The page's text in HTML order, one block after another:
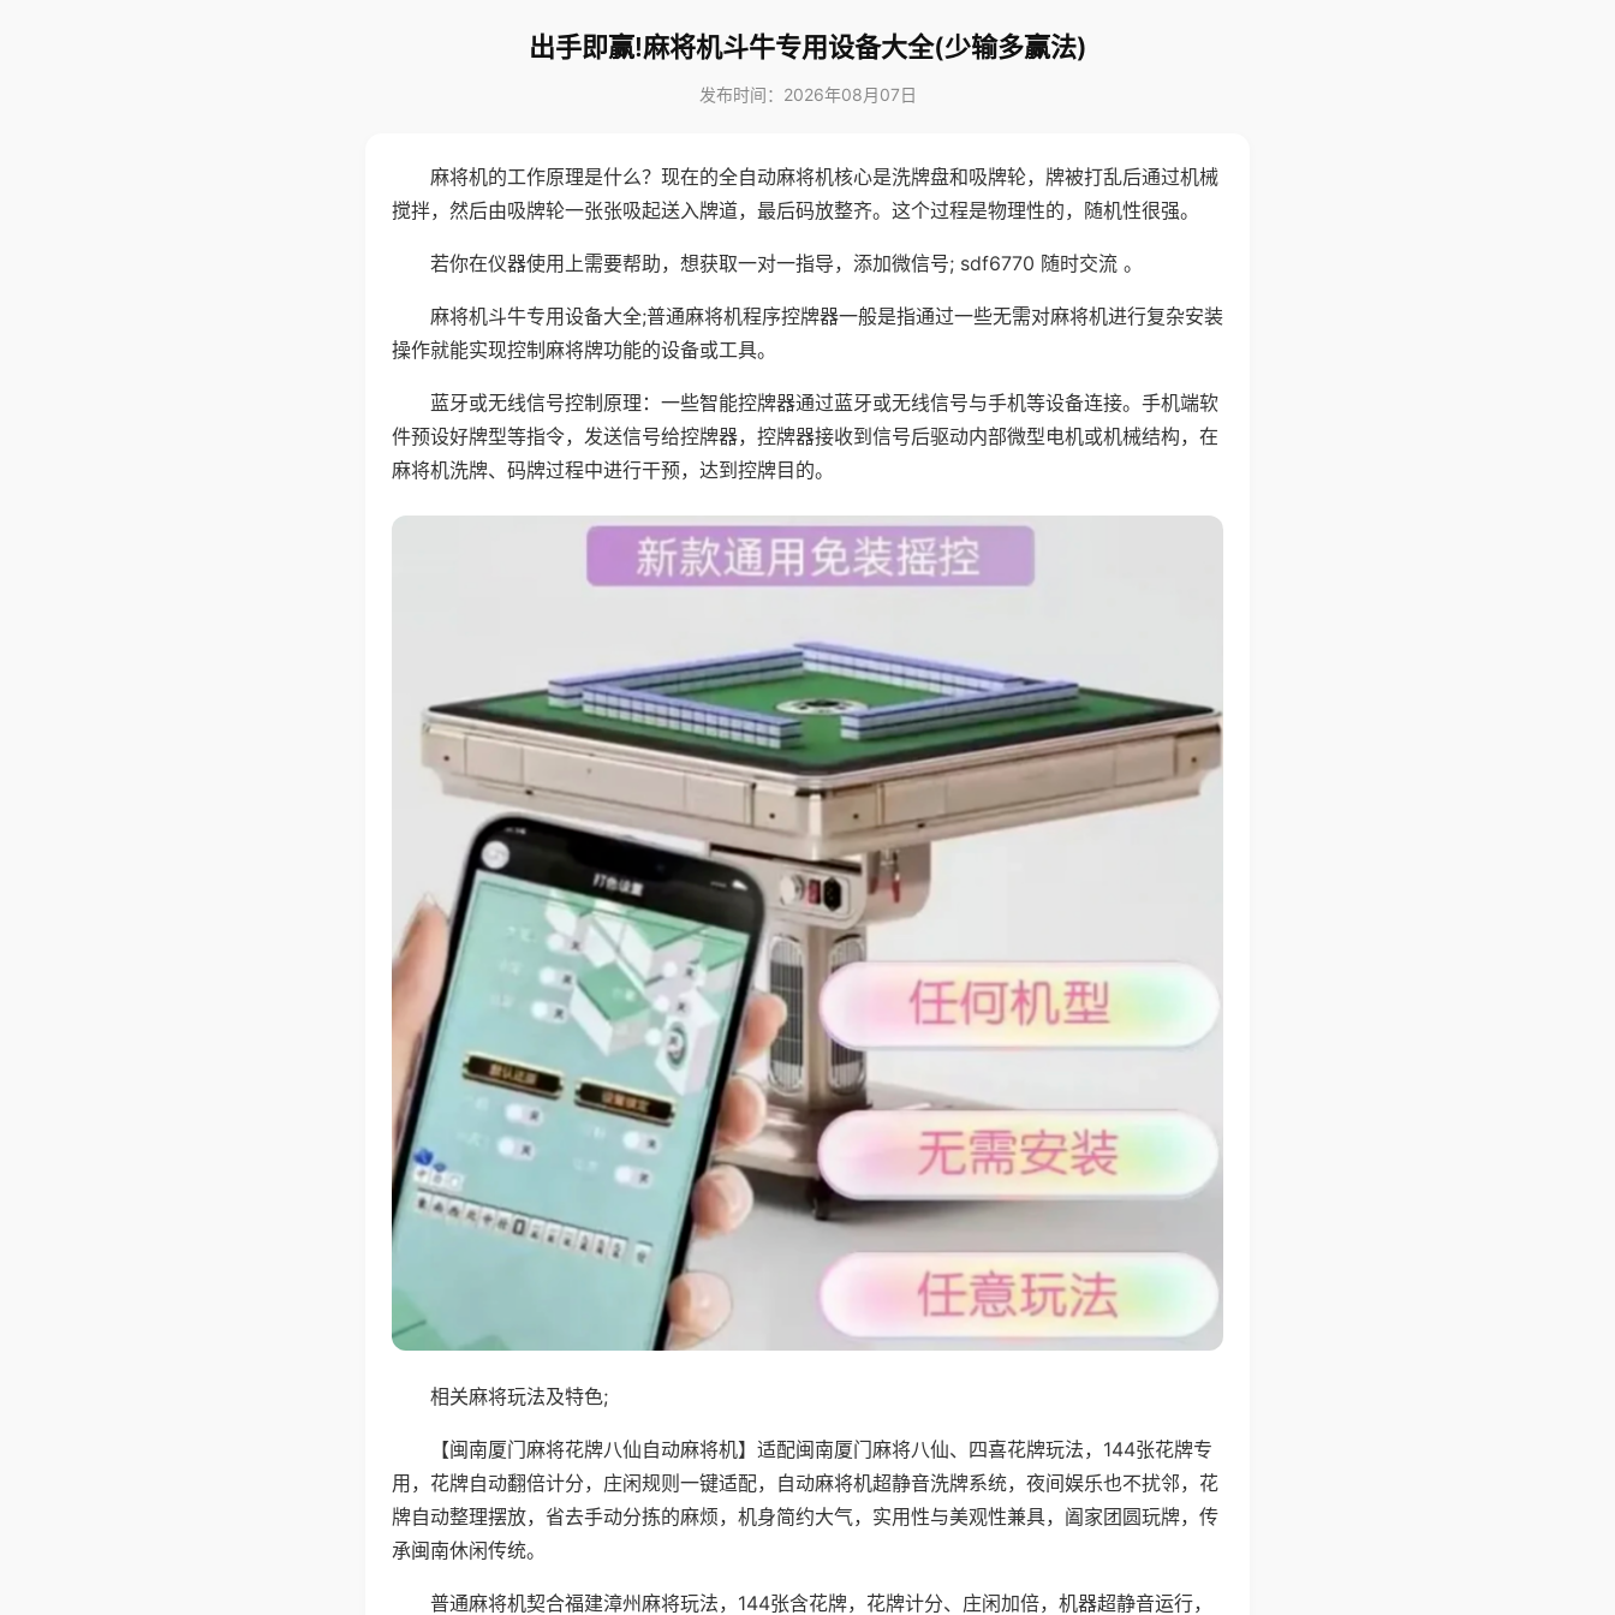
出手即赢!麻将机斗牛专用设备大全(少输多赢法)
发布时间：2026年08月07日
麻将机的工作原理是什么？现在的全自动麻将机核心是洗牌盘和吸牌轮，牌被打乱后通过机械
搅拌，然后由吸牌轮一张张吸起送入牌道，最后码放整齐。这个过程是物理性的，随机性很强。
若你在仪器使用上需要帮助，想获取一对一指导，添加微信号; sdf6770 随时交流 。
麻将机斗牛专用设备大全;普通麻将机程序控牌器一般是指通过一些无需对麻将机进行复杂安装
操作就能实现控制麻将牌功能的设备或工具。
蓝牙或无线信号控制原理：一些智能控牌器通过蓝牙或无线信号与手机等设备连接。手机端软
件预设好牌型等指令，发送信号给控牌器，控牌器接收到信号后驱动内部微型电机或机械结构，在
麻将机洗牌、码牌过程中进行干预，达到控牌目的。
相关麻将玩法及特色;
【闽南厦门麻将花牌八仙自动麻将机】适配闽南厦门麻将八仙、四喜花牌玩法，144张花牌专
用，花牌自动翻倍计分，庄闲规则一键适配，自动麻将机超静音洗牌系统，夜间娱乐也不扰邻，花
牌自动整理摆放，省去手动分拣的麻烦，机身简约大气，实用性与美观性兼具，阖家团圆玩牌，传
承闽南休闲传统。
普通麻将机契合福建漳州麻将玩法，144张含花牌，花牌计分、庄闲加倍，机器超静音运行，